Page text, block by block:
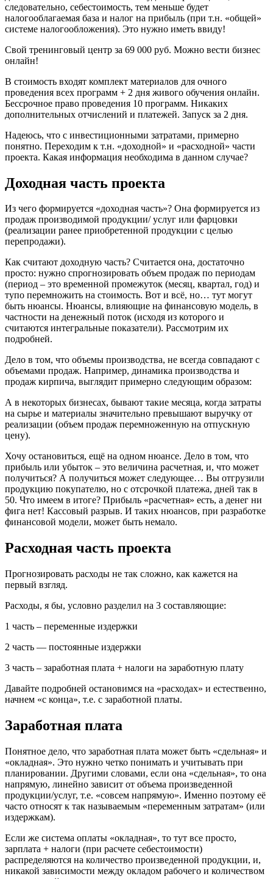
следовательно, себестоимость, тем меньше будет
налогооблагаемая база и налог на прибыль (при т.н. «общей»
системе налогообложения). Это нужно иметь ввиду!
Свой тренинговый центр за 69 000 руб. Можно вести бизнес
онлайн!
В стоимость входят комплект материалов для очного
проведения всех программ + 2 дня живого обучения онлайн.
Бессрочное право проведения 10 программ. Никаких
дополнительных отчислений и платежей. Запуск за 2 дня.
Надеюсь, что с инвестиционными затратами, примерно
понятно. Переходим к т.н. «доходной» и «расходной» части
проекта. Какая информация необходима в данном случае?
Доходная часть проекта
Из чего формируется «доходная часть»? Она формируется из
продаж производимой продукции/ услуг или фарцовки
(реализации ранее приобретенной продукции с целью
перепродажи).
Как считают доходную часть? Считается она, достаточно
просто: нужно спрогнозировать объем продаж по периодам
(период – это временной промежуток (месяц, квартал, год) и
тупо перемножить на стоимость. Вот и всё, но… тут могут
быть нюансы. Нюансы, влияющие на финансовую модель, в
частности на денежный поток (исходя из которого и
считаются интегральные показатели). Рассмотрим их
подробней.
Дело в том, что объемы производства, не всегда совпадают с
объемами продаж. Например, динамика производства и
продаж кирпича, выглядит примерно следующим образом:
А в некоторых бизнесах, бывают такие месяца, когда затраты
на сырье и материалы значительно превышают выручку от
реализации (объем продаж перемноженную на отпускную
цену).
Хочу остановиться, ещё на одном нюансе. Дело в том, что
прибыль или убыток – это величина расчетная, и, что может
получиться? А получиться может следующее… Вы отгрузили
продукцию покупателю, но с отсрочкой платежа, дней так в
50. Что имеем в итоге? Прибыль «расчетная» есть, а денег ни
фига нет! Кассовый разрыв. И таких нюансов, при разработке
финансовой модели, может быть немало.
Расходная часть проекта
Прогнозировать расходы не так сложно, как кажется на
первый взгляд.
Расходы, я бы, условно разделил на 3 составляющие:
1 часть – переменные издержки
2 часть — постоянные издержки
3 часть – заработная плата + налоги на заработную плату
Давайте подробней остановимся на «расходах» и естественно,
начнем «с конца», т.е. с заработной платы.
Заработная плата
Понятное дело, что заработная плата может быть «сдельная» и
«окладная». Это нужно четко понимать и учитывать при
планировании. Другими словами, если она «сдельная», то она
напрямую, линейно зависит от объема произведенной
продукции/услуг, т.е. «совсем напрямую». Именно поэтому её
часто относят к так называемым «переменным затратам» (или
издержкам).
Если же система оплаты «окладная», то тут все просто,
зарплата + налоги (при расчете себестоимости)
распределяются на количество произведенной продукции, и,
никакой зависимости между окладом рабочего и количеством